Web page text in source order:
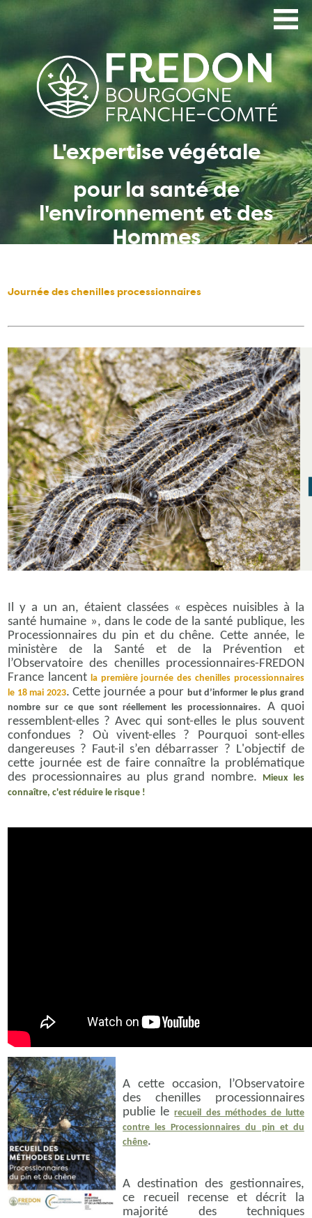
L'expertise végétale
pour la santé de
l'environnement et des
Hommes
Journée des chenilles processionnaires
Il y a un an, étaient classées « espèces nuisibles à la
santé humaine », dans le code de la santé publique, les
Processionnaires du pin et du chêne. Cette année, le
ministère de la Santé et de la Prévention et
l’Observatoire des chenilles processionnaires-FREDON
France lancent la première journée des chenilles processionnaires
le 18 mai 2023. Cette journée a pour but d’informer le plus grand
nombre sur ce que sont réellement les processionnaires. A quoi
ressemblent-elles ? Avec qui sont-elles le plus souvent
confondues ? Où vivent-elles ? Pourquoi sont-elles
dangereuses ? Faut-il s’en débarrasser ? L'objectif de
cette journée est de faire connaître la problématique
des processionnaires au plus grand nombre.
Mieux les
connaître, c'est réduire le risque !
A cette occasion, l’Observatoire
des chenilles processionnaires
publie lerecueil des méthodes de lutte
contre les Processionnaires du pin et du
chêne.
A destination des gestionnaires,
ce recueil recense et décrit la
majorité des techniques